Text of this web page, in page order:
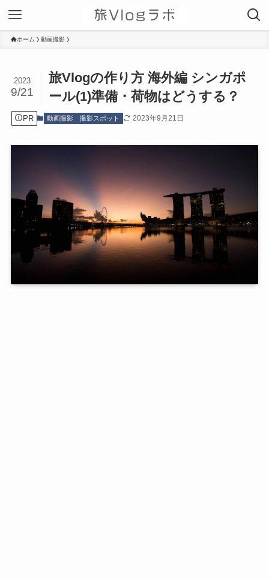
ホーム 動画撮影
旅Vlogの作り方 海外編 シンガポ
ール(1)準備・荷物はどうする？
2023
9/21
PR 動画撮影 撮影スポット 2023年9月21日